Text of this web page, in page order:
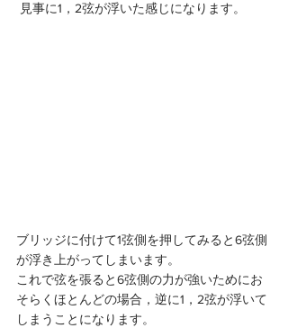
見事に1，2弦が浮いた感じになります。
ブリッジに付けて1弦側を押してみると6弦側
が浮き上がってしまいます。
これで弦を張ると6弦側の力が強いためにお
そらくほとんどの場合，逆に1，2弦が浮いて
しまうことになります。